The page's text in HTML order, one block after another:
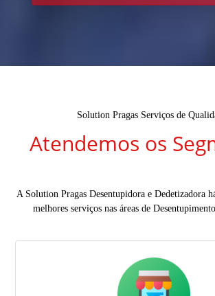
Solution Pragas Serviços de
Atendemos os
A Solution Pragas Desentupidora e Dedetizadora
melhores serviços nas áreas de